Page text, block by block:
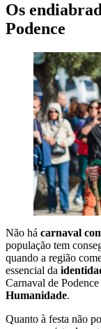
Os
Podence
Não há carnaval
população tem
quando a região
essencial da
Carnaval de
Humanidade.
Quanto à festa não